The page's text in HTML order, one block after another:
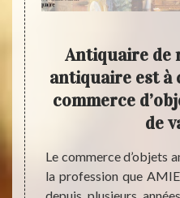
il est
son
Antiquaire de
antiquaire est
commerce
de
Le commerce d’objets
la profession que